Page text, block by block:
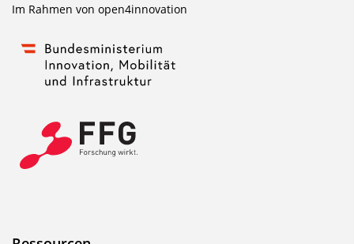
r
u
a
Im Rahmen von open4innovation